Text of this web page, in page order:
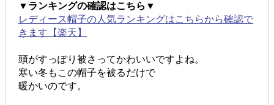
▼ランキングの確認はこちら▼
レディース帽子の人気ランキングはこちらから確認で
きます【楽天】
頭がすっぽり被さってかわいいですよね。
寒い冬もこの帽子を被るだけで
暖かいのです。